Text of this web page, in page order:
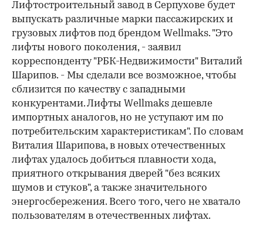
Лифтостроительный завод в Серпухове будет
выпускать различные марки пассажирских и
грузовых лифтов под брендом Wellmaks. "Это
лифты нового поколения, - заявил
корреспонденту "РБК-Недвижимости" Виталий
Шарипов. - Мы сделали все возможное, чтобы
сблизится по качеству с западными
конкурентами. Лифты Wellmaks дешевле
импортных аналогов, но не уступают им по
потребительским характеристикам". По словам
Виталия Шарипова, в новых отечественных
лифтах удалось добиться плавности хода,
приятного открывания дверей "без всяких
шумов и стуков", а также значительного
энергосбережения. Всего того, чего не хватало
пользователям в отечественных лифтах.